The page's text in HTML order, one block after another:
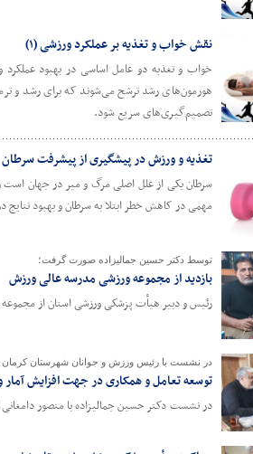
نقش خواب و تغذیه بر عملکرد ورزشی (۱)
خواب و تغذیه دو عامل اساسی در بهبود
هورمون‌های رشد ترشح می‌شوند که برای رشد و
تصمیم‌گیری‌های سریع شود.
تغذیه و ورزش در پیشگیری از پیشرفت سرطان
سرطان یکی از علل اصلی مرگ و میر در جهان است
مهمی در کاهش خطر ابتلا به سرطان و بهبود نتایج
توسط دکتر حسین جمالیزاده صورت گرفت؛
بازدید از مجموعه ورزشی مدرسه عالی ورزش
رئیس و دبیر هیأت پزشکی ورزشی استان از
در نشست با رئیس ورزش و جوانان شهرستان کرمان
توسعه تعامل و همکاری در جهت افزایش آمار
در نشست دکتر حسین جمالیزاده با منصور دامغانی